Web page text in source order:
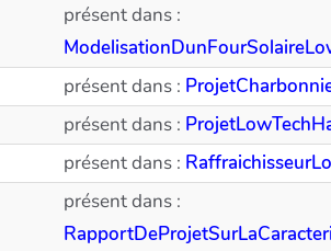
présent dans :
présent dans :
présent dans :
présent dans :
présent dans :